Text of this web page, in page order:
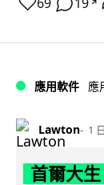
↗
應用軟件 應
Lawton 1 日
首爾大